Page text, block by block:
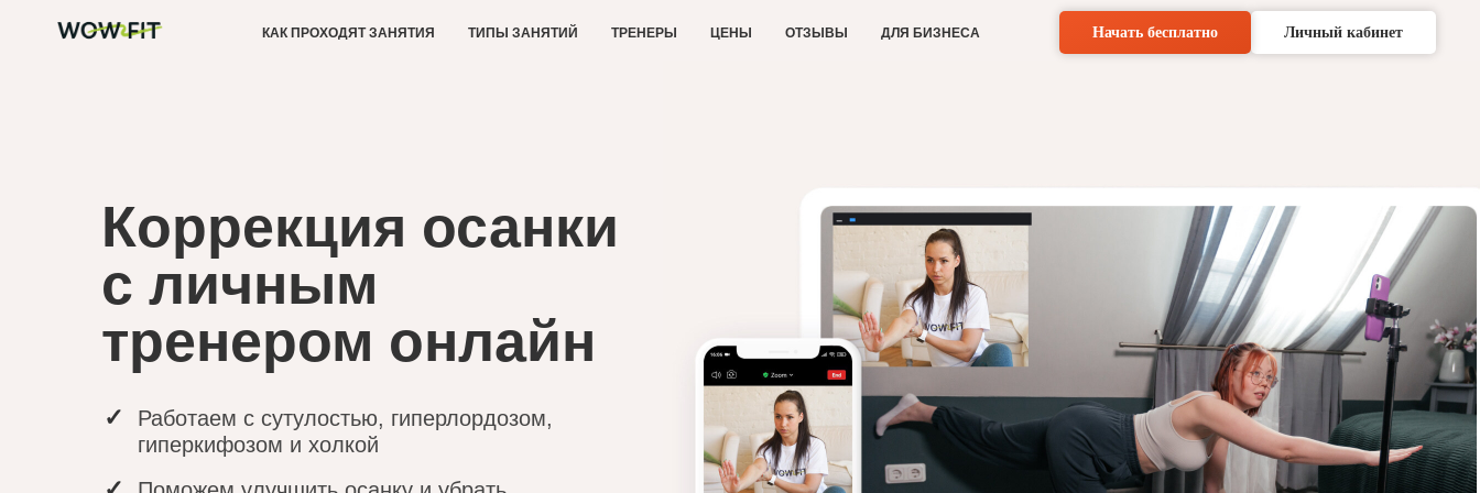
КАК ПРОХОДЯТ ЗАНЯТИЯ ТИПЫ ЗАНЯТИЙ ТРЕНЕРЫ ЦЕНЫ ОТЗЫВЫ ДЛЯ БИЗНЕСА Начать бесплатно Личный кабинет
Коррекция осанки
с личным
тренером онлайн
Работаем с сутулостью, гиперлордозом,
гиперкифозом и холкой
✓